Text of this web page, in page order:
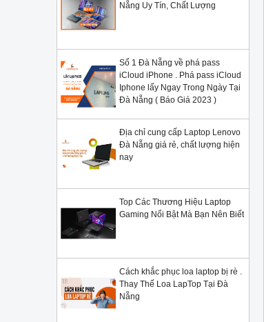
Nẵng Uy Tín, Chất Lượng
Số 1 Đà Nẵng về phá pass
iCloud iPhone . Phá pass iCloud
Iphone lấy Ngay Trong Ngày Tại
Đà Nẵng ( Báo Giá 2023 )
Địa chỉ cung cấp Laptop Lenovo
Đà Nẵng giá rẻ, chất lượng hiện
nay
Top Các Thương Hiệu Laptop
Gaming Nổi Bật Mà Bạn Nên Biết
Cách khắc phục loa laptop bị rè .
Thay Thế Loa LapTop Tại Đà
Nẵng